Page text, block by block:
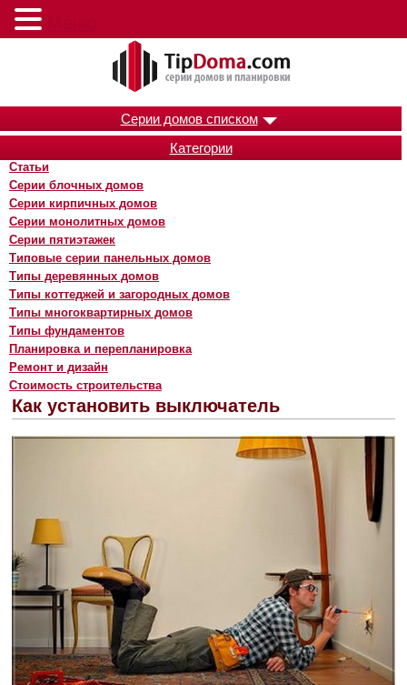
Серии домов списком
Категории
Статьи
Серии блочных домов
Серии кирпичных домов
Серии монолитных домов
Серии пятиэтажек
Типовые серии панельных домов
Типы деревянных домов
Типы коттеджей и загородных домов
Типы многоквартирных домов
Типы фундаментов
Планировка и перепланировка
Ремонт и дизайн
Стоимость строительства
Как установить выключатель